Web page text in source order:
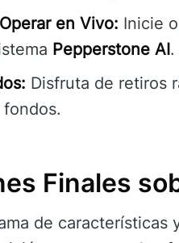
en Vivo: Inicie
Pepperstone AI.
Disfruta de retiros
Finales
de